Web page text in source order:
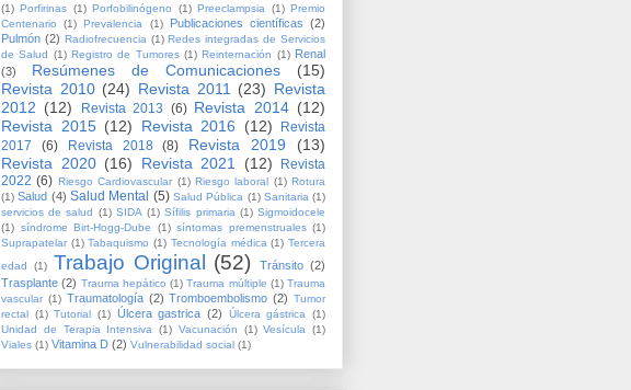
(1) Porfirinas (1) Porfobilinógeno (1) Preeclampsia (1) Premio
Centenario
(1) Prevalencia (1) Publicaciones científicas (2)
Pulmón (2) Radiofrecuencia (1) Redes integradas de Servicios
de Salud (1) Registro de Tumores (1) Reinternación (1) Renal
(3)
Resúmenes de Comunicaciones
(15)
Revista 2010 (24) Revista 2011 (23) Revista
2012 (12) Revista 2013 (6) Revista 2014 (12)
Revista 2015 (12) Revista 2016 (12)
Revista
2017
(6) Revista 2018 (8) Revista 2019
(13)
Revista 2020 (16) Revista 2021 (12)
Revista
2022 (6) Riesgo Cardiovascular (1) Riesgo laboral (1) Rotura
(1) Salud (4) Salud Mental (5) Salud Pública (1) Sanitaria (1)
servicios de salud (1) SIDA (1) Sífilis primaria (1) Sigmoidocele
(1) síndrome Birt-Hogg-Dube (1) síntomas premenstruales (1)
Suprapatelar (1) Tabaquismo (1) Tecnología médica (1) Tercera
edad
(1) Trabajo Original (52) Tránsito (2)
Trasplante (2) Trauma hepático (1) Trauma múltiple (1) Trauma
vascular (1) Traumatología (2) Tromboembolismo (2) Tumor
rectal (1) Tutorial (1) Úlcera gastrica (2) Úlcera gástrica
(1)
Unidad de Terapia Intensiva
(1) Vacunación (1) Vesícula
(1)
Viales (1) Vitamina D (2) Vulnerabilidad social (1)